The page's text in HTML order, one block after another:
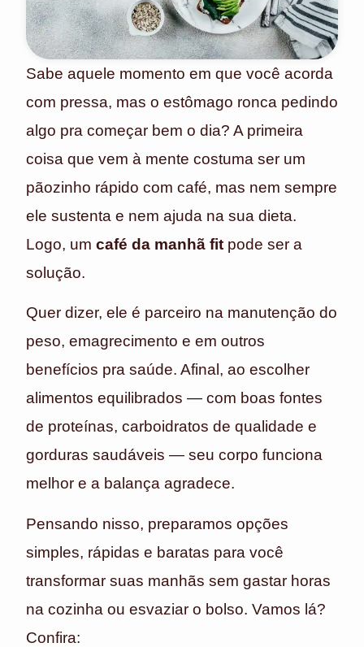
Sabe aquele momento em que você acorda
com pressa, mas o estômago ronca pedindo
algo pra começar bem o dia? A primeira
coisa que vem à mente costuma ser um
pãozinho rápido com café, mas nem sempre
ele sustenta e nem ajuda na sua dieta.
Logo, um café da manhã fit pode ser a
solução.
Quer dizer, ele é parceiro na manutenção do
peso, emagrecimento e em outros
benefícios pra saúde. Afinal, ao escolher
alimentos equilibrados — com boas fontes
de proteínas, carboidratos de qualidade e
gorduras saudáveis — seu corpo funciona
melhor e a balança agradece.
Pensando nisso, preparamos opções
simples, rápidas e baratas para você
transformar suas manhãs sem gastar horas
na cozinha ou esvaziar o bolso. Vamos lá?
Confira: